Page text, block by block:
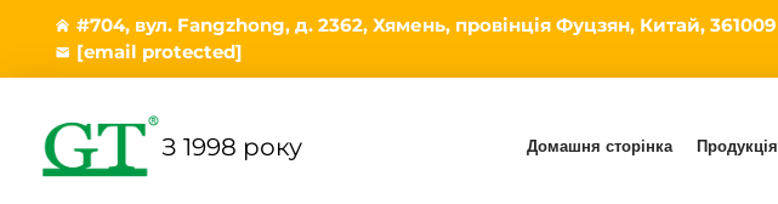
#704, вул. Fangzhong, д. 2362, Хямень, провінція Фуцзян, Китай, 361009
[email protected]
З 1998 року Домашня сторінка Продукція